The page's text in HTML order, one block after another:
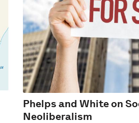
Phelps and White on
Neoliberalism